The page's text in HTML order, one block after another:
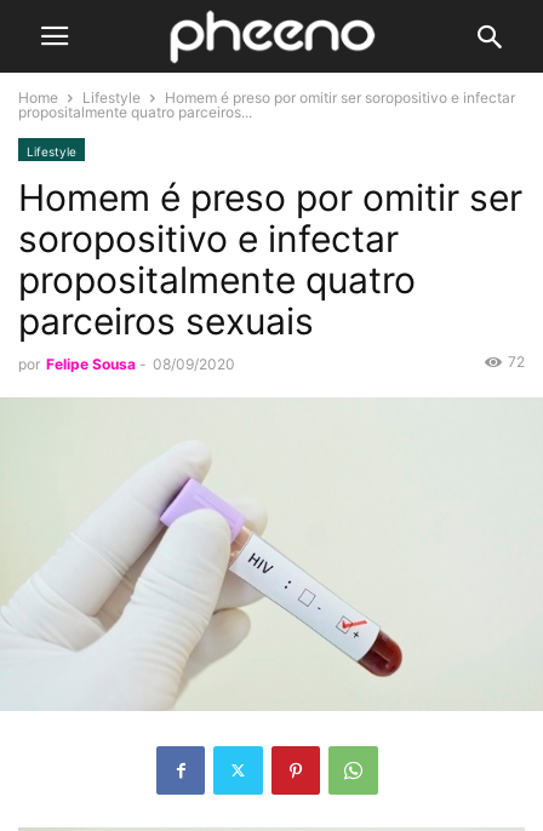
Home Lifestyle
Homem é preso por omitir ser soropositivo e infectar
propositalmente quatro parceiros...
Lifestyle
Homem é preso por omitir ser
soropositivo e infectar
propositalmente quatro
parceiros sexuais
por Felipe Sousa - 08/09/2020 72